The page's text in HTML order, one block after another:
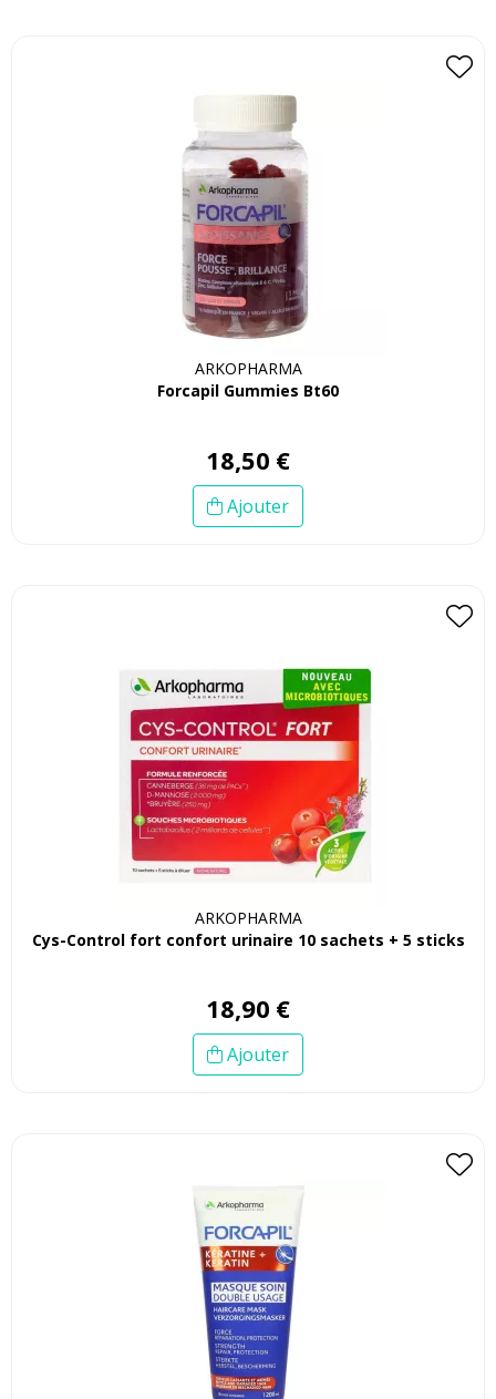
ARKOPHARMA
Forcapil Gummies Bt60
18,50 €
Ajouter
ARKOPHARMA
Cys-Control fort confort urinaire 10 sachets + 5 sticks
18,90 €
Ajouter